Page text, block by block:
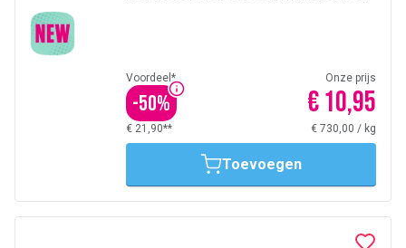
Voordeel*
-50%
Onze prijs
€ 10,95
€ 21,90** € 730,00 / kg
Toevoegen